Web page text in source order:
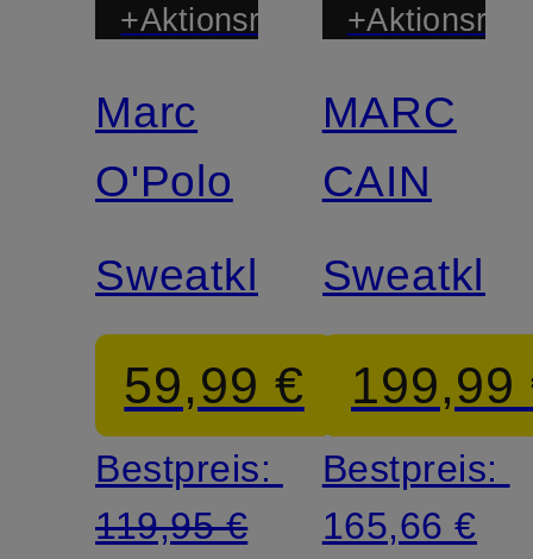
+Aktionsrabatt
Zertifiziert
Marc
O'Polo
Sweatkleid
59,99 €
Bestpreis:
119,95 €
MARC
CAIN
199,99
Bestpreis:
165,66 €